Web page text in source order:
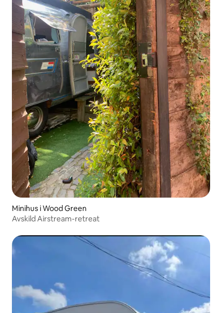
Minihus i Wood Green
Avskild Airstream-retreat